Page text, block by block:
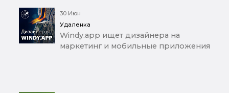
30 Июн
Удаленка
Windy.app ищет дизайнера на
маркетинг и мобильные приложения